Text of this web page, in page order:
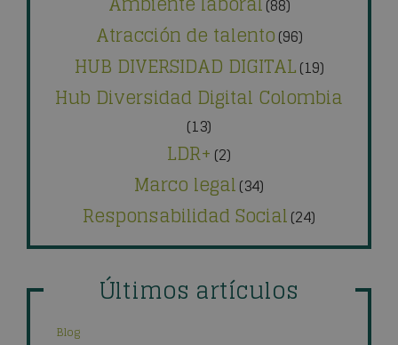
(88)
Atracción de talento(96)
HUB DIVERSIDAD DIGITAL(19)
Hub Diversidad Digital Colombia
(13)
LDR+ (2)
Marco legal(34)
Responsabilidad Social(24)
Últimos artículos
Blog